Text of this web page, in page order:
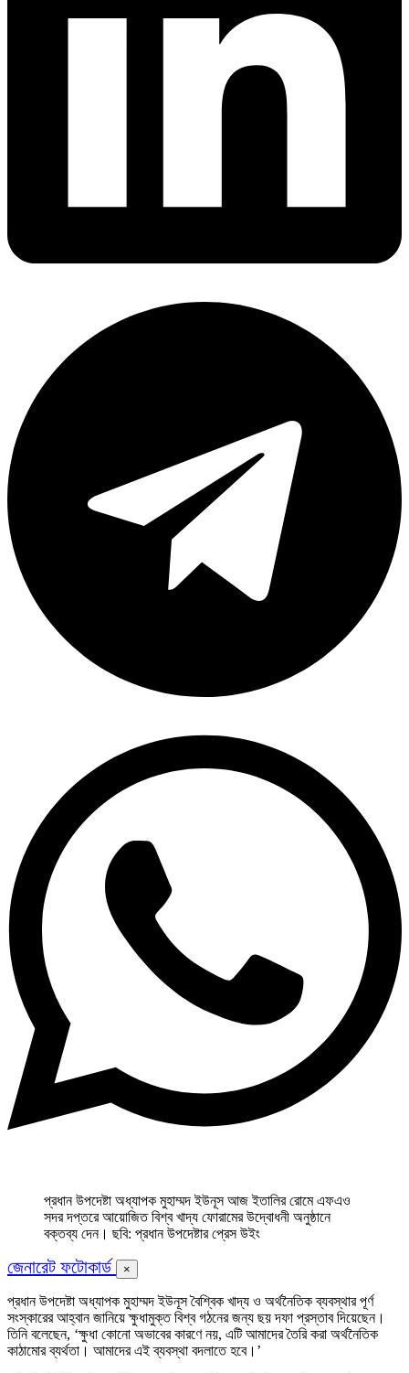
প্রধান উপদেষ্টা অধ্যাপক মুহাম্মদ ইউনূস আজ ইতালির রোমে এফএও
সদর দপ্তরে আয়োজিত বিশ্ব খাদ্য ফোরামের উদ্বোধনী অনুষ্ঠানে
বক্তব্য দেন। ছবি: প্রধান উপদেষ্টার প্রেস উইং
জেনারেট ফটোকার্ড ×
প্রধান উপদেষ্টা অধ্যাপক মুহাম্মদ ইউনূস বৈশ্বিক খাদ্য ও অর্থনৈতিক ব্যবস্থার পূর্ণ
সংস্কারের আহ্বান জানিয়ে ক্ষুধামুক্ত বিশ্ব গঠনের জন্য ছয় দফা প্রস্তাব দিয়েছেন।
তিনি বলেছেন, ‘ক্ষুধা কোনো অভাবের কারণে নয়, এটি আমাদের তৈরি করা অর্থনৈতিক
কাঠামোর ব্যর্থতা। আমাদের এই ব্যবস্থা বদলাতে হবে।’